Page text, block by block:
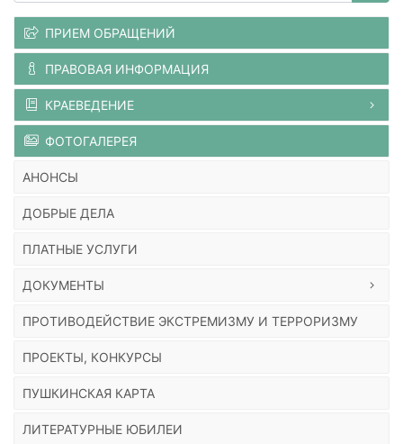
ПРИЕМ ОБРАЩЕНИЙ
ПРАВОВАЯ ИНФОРМАЦИЯ
КРАЕВЕДЕНИЕ
ФОТОГАЛЕРЕЯ
АНОНСЫ
ДОБРЫЕ ДЕЛА
ПЛАТНЫЕ УСЛУГИ
ДОКУМЕНТЫ
ПРОТИВОДЕЙСТВИЕ ЭКСТРЕМИЗМУ И ТЕРРОРИЗМУ
ПРОЕКТЫ, КОНКУРСЫ
ПУШКИНСКАЯ КАРТА
ЛИТЕРАТУРНЫЕ ЮБИЛЕИ